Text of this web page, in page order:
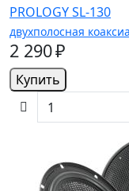
PROLOGY SL-130
двухполосная
2 290 ₽
Купить